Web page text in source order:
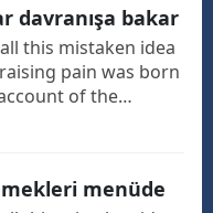
davranışa bakar
this mistaken idea
pain was born
of the
teachings of the
menüde